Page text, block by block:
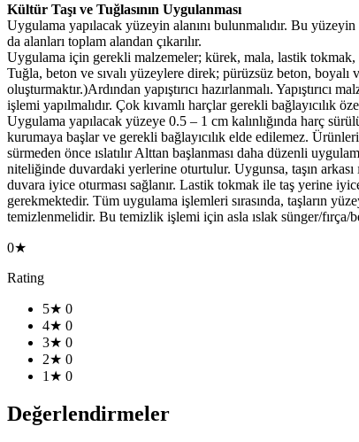
Kültür Taşı ve Tuğlasının Uygulanması
Uygulama yapılacak yüzeyin alanını bulunmalıdır. Bu
da alanları toplam alandan çıkarılır.
Uygulama için gerekli malzemeler; kürek, mala, lastik tokmak,
Tuğla, beton ve sıvalı yüzeylere direk; pürüzsüz beton,
oluşturmaktır.)Ardından yapıştırıcı hazırlanmalı.
işlemi yapılmalıdır. Çok kıvamlı harçlar gerekli bağlayıcılık
Uygulama yapılacak yüzeye 0.5 – 1 cm kalınlığında harç
kurumaya başlar ve gerekli bağlayıcılık elde edilemez.
sürmeden önce ıslatılır Alttan başlanması daha düzenli
niteliğinde duvardaki yerlerine oturtulur. Uygunsa, taşın arkası
duvara iyice oturması sağlanır. Lastik tokmak ile taş yerine
gerekmektedir. Tüm uygulama işlemleri sırasında, taşların
temizlenmelidir. Bu temizlik işlemi için asla ıslak sünger/fırça/
0★
Rating
5★ 0
4★ 0
3★ 0
2★ 0
1★ 0
Değerlendirmeler